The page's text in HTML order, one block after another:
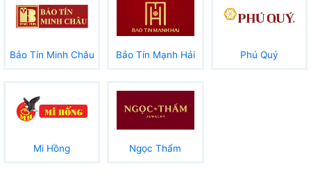
Bảo Tín Minh Châu Bảo Tín Mạnh Hải Phú Quý
Mi Hồng Ngọc Thẩm